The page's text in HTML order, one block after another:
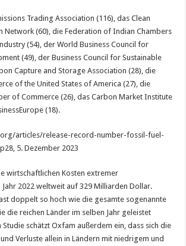
Trading Association (116), das Clean
Network (60), die Federation of Indian Chambers
(54), der World Business Council for
(49), der Business Council for Sustainable
Capture and Storage Association (28), die
of the United States of America (27), die
of Commerce (26), das Carbon Market Institute
(18).
articles/release-record-number-fossil-fuel-
5. Dezember 2023
wirtschaftlichen Kosten extremer
2022 weltweit auf 329 Milliarden Dollar.
doppelt so hoch wie die gesamte sogenannte
die reichen Länder im selben Jahr geleistet
schätzt Oxfam außerdem ein, dass sich die
Verluste allein in Ländern mit niedrigem und